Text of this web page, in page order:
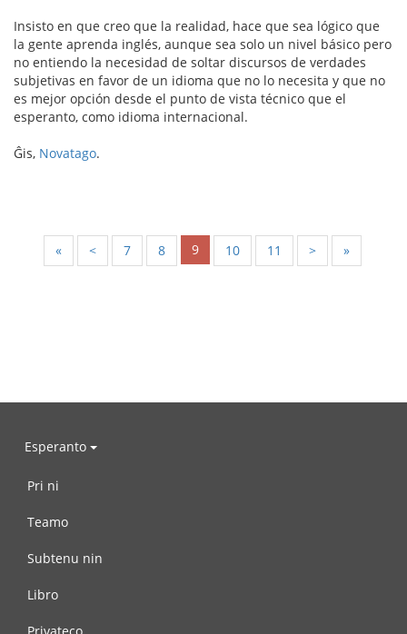
Insisto en que creo que la realidad, hace que sea lógico que
la gente aprenda inglés, aunque sea solo un nivel básico pero
no entiendo la necesidad de soltar discursos de verdades
subjetivas en favor de un idioma que no lo necesita y que no
es mejor opción desde el punto de vista técnico que el
esperanto, como idioma internacional.
Ĝis, Novatago.
« < 7 8 9 10 11 > »
Esperanto
Pri ni
Teamo
Subtenu nin
Libro